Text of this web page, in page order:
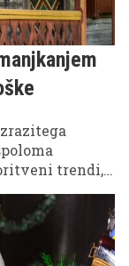
trendi,
da se
moške pomoči